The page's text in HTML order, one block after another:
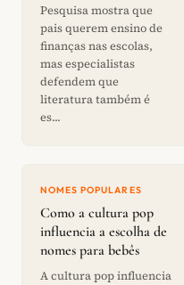
Pesquisa mostra que
pais querem ensino de
finanças nas escolas,
mas especialistas
defendem que
literatura também é
es...
NOMES POPULARES
Como a cultura pop
influencia a escolha de
nomes para bebês
A cultura pop influencia